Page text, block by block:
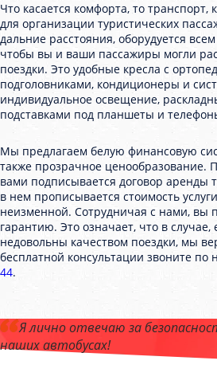
Что касается комфорта, то транспорт,
для организации туристических
дальние расстояния, оборудуется
чтобы вы и ваши пассажиры могли
поездки. Это удобные кресла с
подголовниками, кондиционеры и
индивидуальное освещение,
подставками под планшеты и
Мы предлагаем белую финансовую
также прозрачное ценообразование.
вами подписывается договор аренды
в нем прописывается стоимость
неизменной. Сотрудничая с нами, вы
гарантию. Это означает, что в случае,
недовольны качеством поездки, мы
бесплатной консультации звоните по
44.
Я лично отвечаю за
наших автобусах!